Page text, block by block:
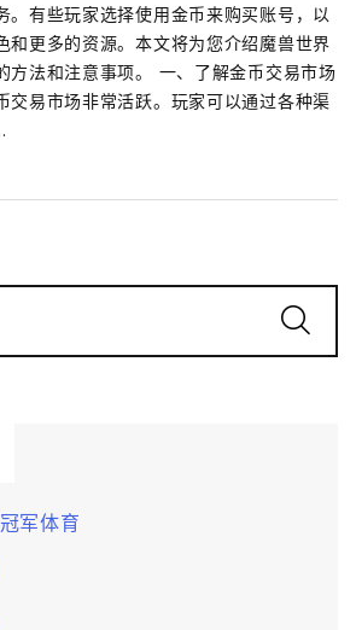
。有些玩家选择使用金币来购买账号，以
和更多的资源。本文将为您介绍魔兽世界
方法和注意事项。 一、了解金币交易市场
交易市场非常活跃。玩家可以通过各种渠
军体育